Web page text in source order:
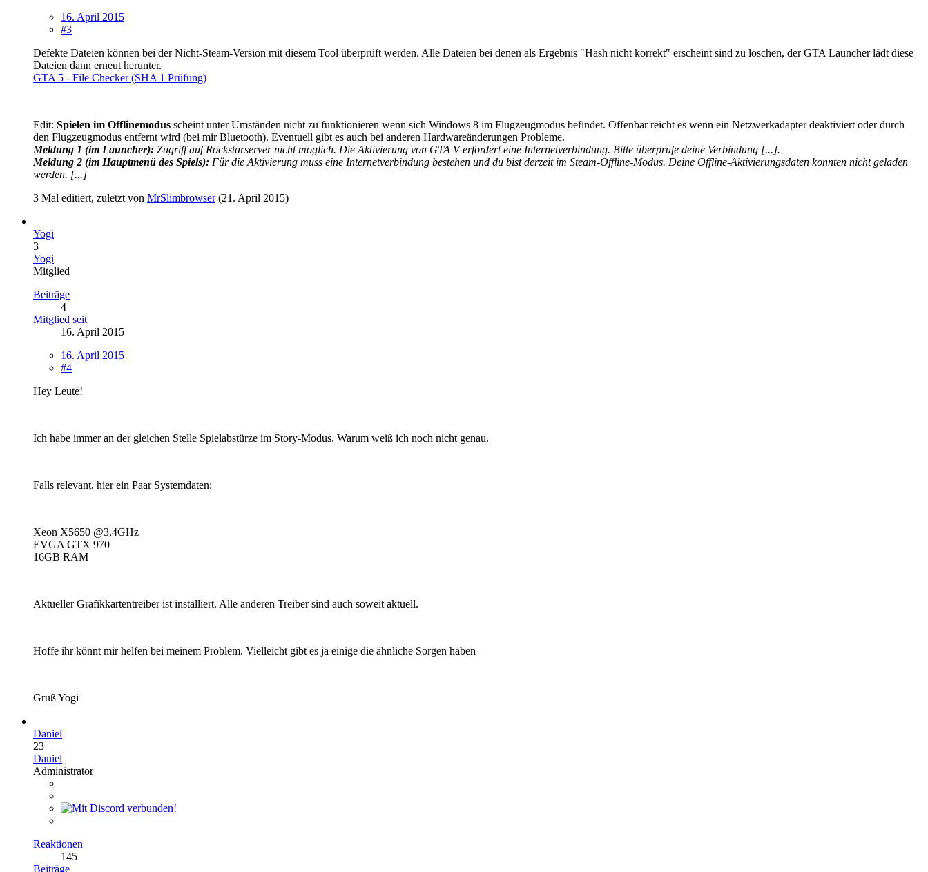
16. April 2015
#3
Defekte Dateien können bei der Nicht-Steam-Version mit diesem Tool überprüft werden. Alle Dateien bei denen als Ergebnis "Hash nicht korrekt" erscheint sind zu löschen, der GTA Launcher lädt diese
Dateien dann erneut herunter.
GTA 5 - File Checker (SHA 1 Prüfung)
Edit: Spielen im Offlinemodus scheint unter Umständen nicht zu funktionieren wenn sich Windows 8 im Flugzeugmodus befindet. Offenbar reicht es wenn ein Netzwerkadapter deaktiviert oder durch
den Flugzeugmodus entfernt wird (bei mir Bluetooth). Eventuell gibt es auch bei anderen Hardwareänderungen Probleme.
Meldung 1 (im Launcher): Zugriff auf Rockstarserver nicht möglich. Die Aktivierung von GTA V erfordert eine Internetverbindung. Bitte überprüfe deine Verbindung [...].
Meldung 2 (im Hauptmenü des Spiels): Für die Aktivierung muss eine Internetverbindung bestehen und du bist derzeit im Steam-Offline-Modus. Deine Offline-Aktivierungsdaten konnten nicht geladen
werden. [...]
3 Mal editiert, zuletzt von MrSlimbrowser(21. April 2015)
Yogi
3
Yogi
Mitglied
Beiträge
4
Mitglied seit
16. April 2015
16. April 2015
#4
Hey Leute!
Ich habe immer an der gleichen Stelle Spielabstürze im Story-Modus. Warum weiß ich noch nicht genau.
Falls relevant, hier ein Paar Systemdaten:
Xeon X5650 @3,4GHz
EVGA GTX 970
16GB RAM
Aktueller Grafikkartentreiber ist installiert. Alle anderen Treiber sind auch soweit aktuell.
Hoffe ihr könnt mir helfen bei meinem Problem. Vielleicht gibt es ja einige die ähnliche Sorgen haben
Gruß Yogi
Daniel
23
Daniel
Administrator
Reaktionen
145
Beiträge